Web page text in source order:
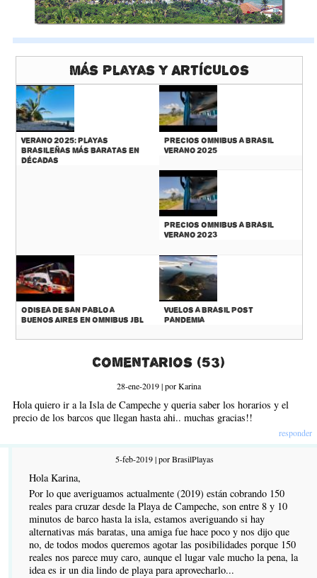
Más Playas y Artículos
Verano 2025: Playas
Brasileñas más baratas en
décadas
Precios Omnibus a Brasil
Verano 2025
Precios Omnibus a Brasil
Verano 2023
Odisea de San Pablo a
Buenos Aires en Omnibus JBL
Vuelos a Brasil Post
Pandemia
Comentarios (53)
28-ene-2019 | por Karina
Hola quiero ir a la Isla de Campeche y queria saber los horarios y el
precio de los barcos que llegan hasta ahi.. muchas gracias!!
responder
5-feb-2019 | por BrasilPlayas
Hola Karina,
Por lo que averiguamos actualmente (2019) están cobrando 150
reales para cruzar desde la Playa de Campeche, son entre 8 y 10
minutos de barco hasta la isla, estamos averiguando si hay
alternativas más baratas, una amiga fue hace poco y nos dijo que
no, de todos modos queremos agotar las posibilidades porque 150
reales nos parece muy caro, aunque el lugar vale mucho la pena, la
idea es ir un dia lindo de playa para aprovecharlo...